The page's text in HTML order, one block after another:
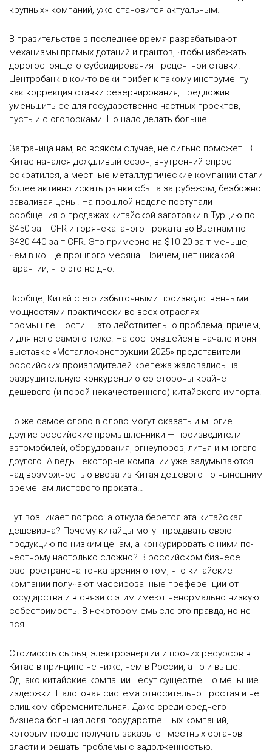
крупных» компаний, уже становится актуальным.
В правительстве в последнее время разрабатывают
механизмы прямых дотаций и грантов, чтобы избежать
дорогостоящего субсидирования процентной ставки.
Центробанк в кои-то веки прибег к такому инструменту
как коррекция ставки резервирования, предложив
уменьшить ее для государственно-частных проектов,
пусть и с оговорками. Но надо делать больше!
Заграница нам, во всяком случае, не сильно поможет. В
Китае начался дождливый сезон, внутренний спрос
сократился, а местные металлургические компании стали
более активно искать рынки сбыта за рубежом, безбожно
заваливая цены. На прошлой неделе поступали
сообщения о продажах китайской заготовки в Турцию по
$450 за т CFR и горячекатаного проката во Вьетнам по
$430-440 за т CFR. Это примерно на $10-20 за т меньше,
чем в конце прошлого месяца. Причем, нет никакой
гарантии, что это не дно.
Вообще, Китай с его избыточными производственными
мощностями практически во всех отраслях
промышленности — это действительно проблема, причем,
и для него самого тоже. На состоявшейся в начале июня
выставке «Металлоконструкции 2025» представители
российских производителей крепежа жаловались на
разрушительную конкуренцию со стороны крайне
дешевого (и порой некачественного) китайского импорта.
То же самое слово в слово могут сказать и многие
другие российские промышленники — производители
автомобилей, оборудования, огнеупоров, литья и многого
другого. А ведь некоторые компании уже задумываются
над возможностью ввоза из Китая дешевого по нынешним
временам листового проката…
Тут возникает вопрос: а откуда берется эта китайская
дешевизна? Почему китайцы могут продавать свою
продукцию по низким ценам, а конкурировать с ними по-
честному настолько сложно? В российском бизнесе
распространена точка зрения о том, что китайские
компании получают массированные преференции от
государства и в связи с этим имеют ненормально низкую
себестоимость. В некотором смысле это правда, но не
вся.
Стоимость сырья, электроэнергии и прочих ресурсов в
Китае в принципе не ниже, чем в России, а то и выше.
Однако китайские компании несут существенно меньшие
издержки. Налоговая система относительно простая и не
слишком обременительная. Даже среди среднего
бизнеса большая доля государственных компаний,
которым проще получать заказы от местных органов
власти и решать проблемы с задолженностью.